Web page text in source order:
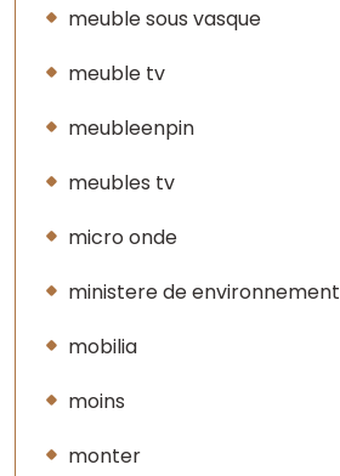
meuble sous vasque
meuble tv
meubleenpin
meubles tv
micro onde
ministere de environnement
mobilia
moins
monter